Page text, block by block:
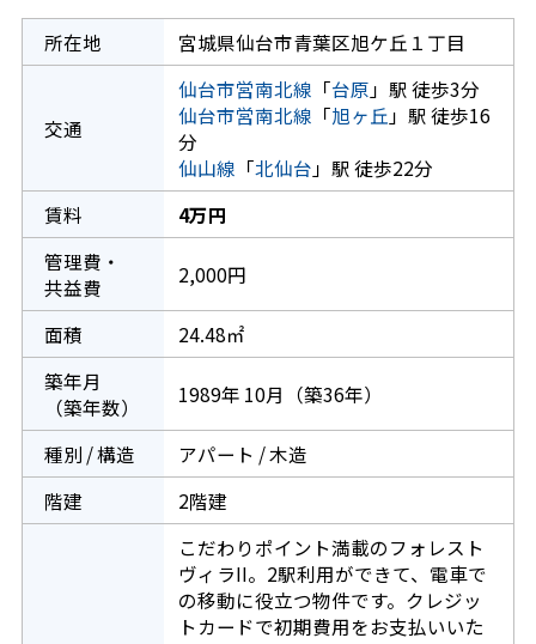
所在地 宮城県仙台市青葉区旭ケ丘１丁目
交通
仙台市営南北線 「台原 」駅 徒歩3分
仙台市営南北線 「旭ヶ丘 」駅 徒歩16
分
仙山線 「北仙台 」駅 徒歩22分
賃料
4万円
管理費・
共益費
2,000円
面積
24.48㎡
築年月
（築年数）
1989年 10月（築36年）
種別 / 構造
アパート / 木造
階建
2階建
こだわりポイント満載のフォレスト
ヴィラII。2駅利用ができて、電車で
の移動に役立つ物件です。クレジッ
トカードで初期費用をお支払いいた